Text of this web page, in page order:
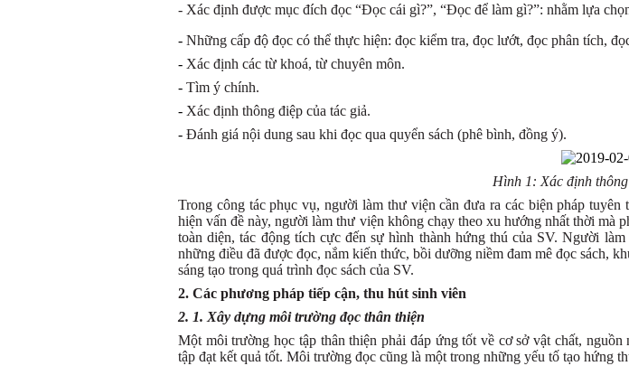
- Xác định được mục đích đọc “Đọc cái gì?”, “Đọc để làm gì?”: nhằm lựa
- Những cấp độ đọc có thể thực hiện: đọc kiểm tra, đọc lướt, đọc phân tích,
- Xác định các từ khoá, từ chuyên môn.
- Tìm ý chính.
- Xác định thông điệp của tác giả.
- Đánh giá nội dung sau khi đọc qua quyển sách (phê bình, đồng ý).
Hình 1: Xác định
Trong công tác phục vụ, người làm thư viện cần đưa ra các biện pháp
hiện vấn đề này, người làm thư viện không chạy theo xu hướng nhất thời mà
toàn diện, tác động tích cực đến sự hình thành hứng thú của SV. Người
những điều đã được đọc, nắm kiến thức, bồi dưỡng niềm đam mê đọc sách,
sáng tạo trong quá trình đọc sách của SV.
2. Các phương pháp tiếp cận, thu hút sinh viên
2. 1. Xây dựng môi trường đọc thân thiện
Một môi trường học tập thân thiện phải đáp ứng tốt về cơ sở vật chất,
tập đạt kết quả tốt. Môi trường đọc cũng là một trong những yếu tố tạo hứng